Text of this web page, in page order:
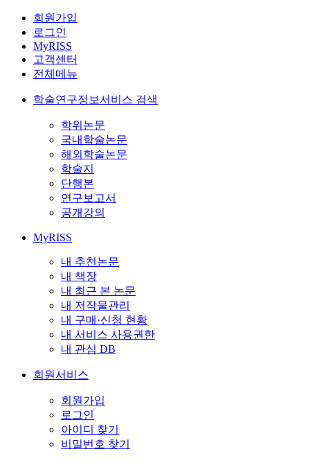
회원가입
로그인
MyRISS
고객센터
전체메뉴
학술연구정보서비스 검색
학위논문
국내학술논문
해외학술논문
학술지
단행본
연구보고서
공개강의
MyRISS
내 추천논문
내 책장
내 최근 본 논문
내 저작물관리
내 구매·신청 현황
내 서비스 사용권한
내 관심 DB
회원서비스
회원가입
로그인
아이디 찾기
비밀번호 찾기